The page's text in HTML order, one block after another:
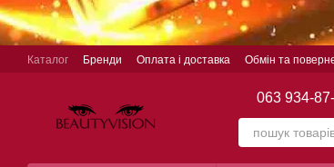
Перейти до основного контенту
Каталог Бренди Оплата і доставка Обмін та
063 934-